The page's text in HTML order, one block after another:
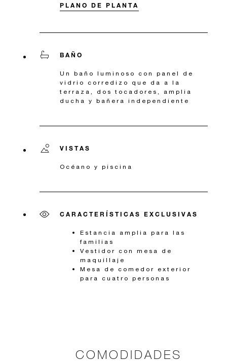
PLANO DE PLANTA
BAÑO
Un baño luminoso con panel de
vidrio corredizo que da a la
terraza, dos tocadores, amplia
ducha y bañera independiente
VISTAS
Océano y piscina
CARACTERÍSTICAS EXCLUSIVAS
Estancia amplia para las
familias
Vestidor con mesa de
maquillaje
Mesa de comedor exterior
para cuatro personas
COMODIDADES